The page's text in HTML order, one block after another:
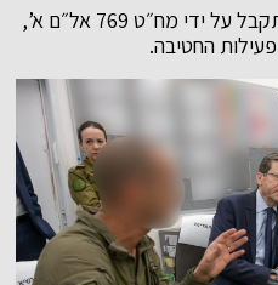
בתחילת ביקורו נשיא המדינה התקבל על ידי מח״ט 769 אל״ם א’,
החטיבה.